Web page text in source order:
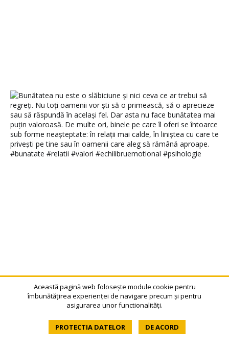
Această pagină web folosește module cookie pentru
îmbunătățirea experienței de navigare precum și pentru
asigurarea unor functionalități.
PROTECTIA DATELOR DE ACORD